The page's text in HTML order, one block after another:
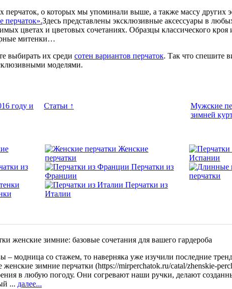
перчаток, о которых мы упоминали выше, а также массу других
перчаток».Здесь представлены эксклюзивные аксессуары в
цветах и цветовых сочетаниях. Образцы классического кроя
митенки…
выбирать их среди сотен вариантов перчаток. Так что спешите
моделями.
году и
Статьи ↑
Мужские
зимней
Женские
перчатки
Испании
из
Перчатки из
Франции
перчатки
Перчатки из
Италии
женские зимние: базовые сочетания для вашего гардероба
– модница со стажем, то наверняка уже изучили последние
женские зимние перчатки (https://mirperchatok.ru/catal/zhenskie-
в любую погоду. Они согревают наши ручки, делают
... далее...